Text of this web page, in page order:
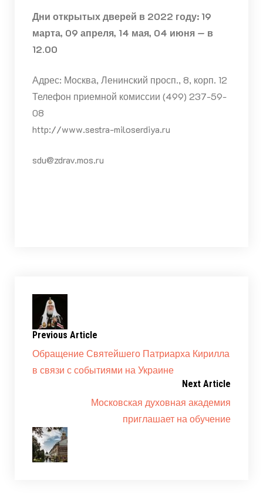
Дни открытых дверей в 2022 году: 19
марта, 09 апреля, 14 мая, 04 июня — в
12.00
Адрес: Москва, Ленинский просп., 8, корп. 12
Телефон приемной комиссии (499) 237-59-
08
http://www.sestra-miloserdiya.ru
sdu@zdrav.mos.ru
Previous Article
Обращение Святейшего Патриарха Кирилла
в связи с событиями на Украине
Next Article
Московская духовная академия
приглашает на обучение